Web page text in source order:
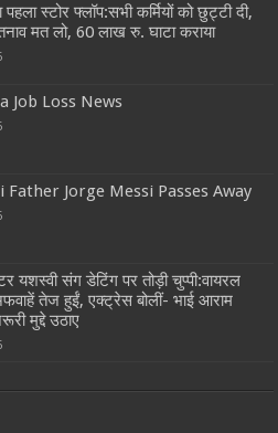
पहला स्टोर फ्लॉप:सभी कर्मियों को छुट्टी दी,
मत लो, 60 लाख रु. घाटा कराया
Job Loss News
Father Jorge Messi Passes Away
यशस्वी संग डेटिंग पर तोड़ी चुप्पी:वायरल
तेज हुईं, एक्ट्रेस बोलीं- भाई आराम
मुद्दे उठाए